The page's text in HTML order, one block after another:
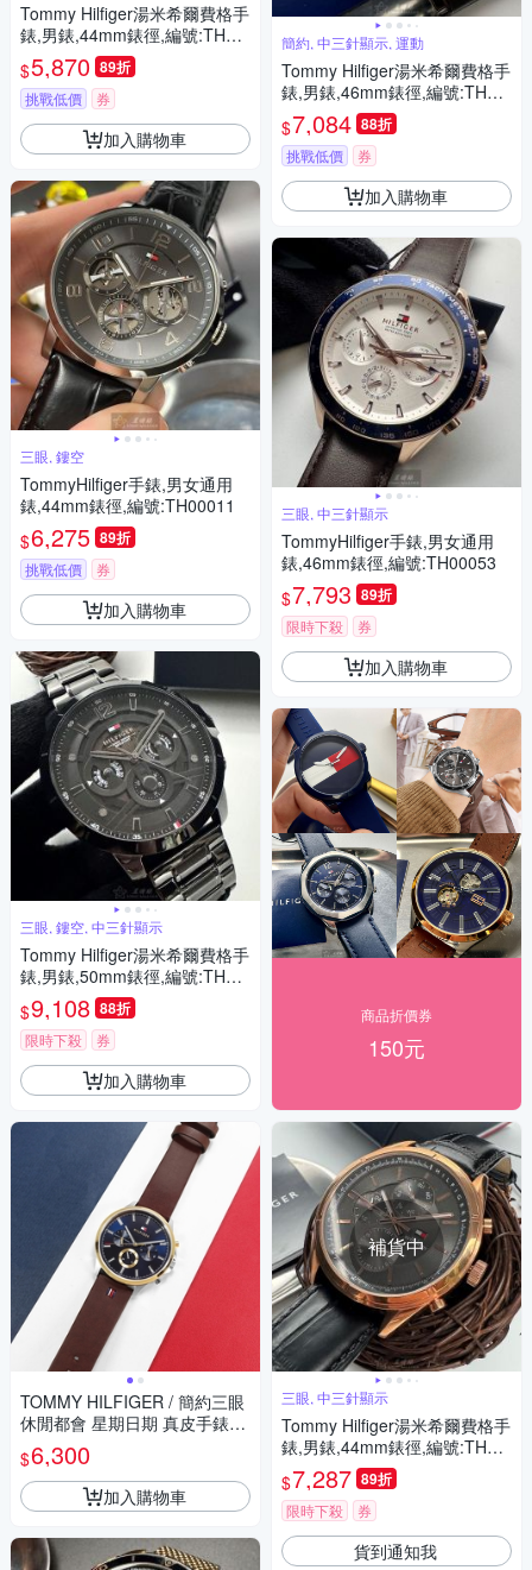
Tommy Hilfiger湯米希爾費格手
錶,男錶,44mm錶徑,編號:TH00
033
$5,870 89折
挑戰低價 券
加入購物車
三眼, 鏤空
TommyHilfiger手錶,男女通用
錶,44mm錶徑,編號:TH00011
$6,275 89折
挑戰低價 券
加入購物車
三眼, 鏤空, 中三針顯示
Tommy Hilfiger湯米希爾費格手
錶,男錶,50mm錶徑,編號:TH00
065
$9,108 88折
限時下殺 券
加入購物車
TOMMY HILFIGER / 簡約三眼
休閒都會 星期日期 真皮手錶-
藍x銀框x紅褐/44mm
$6,300
加入購物車
簡約, 中三針顯示, 運動
Tommy Hilfiger湯米希爾費格手
錶,男錶,46mm錶徑,編號:TH00
039
$7,084 88折
挑戰低價 券
加入購物車
三眼, 中三針顯示
TommyHilfiger手錶,男女通用
錶,46mm錶徑,編號:TH00053
$7,793 89折
限時下殺 券
加入購物車
商品折價券
150元
補貨中
三眼, 中三針顯示
Tommy Hilfiger湯米希爾費格手
錶,男錶,44mm錶徑,編號:TH00
067
$7,287 89折
限時下殺 券
貨到通知我